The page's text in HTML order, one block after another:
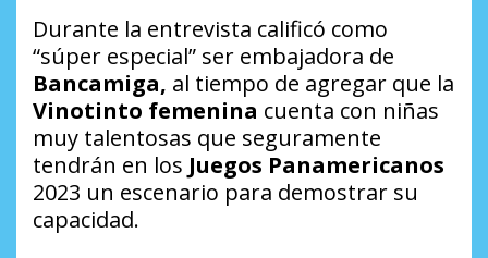
Durante la entrevista calificó como
“súper especial” ser embajadora de
Bancamiga, al tiempo de agregar que la
Vinotinto femenina cuenta con niñas
muy talentosas que seguramente
tendrán en los Juegos Panamericanos
2023 un escenario para demostrar su
capacidad.